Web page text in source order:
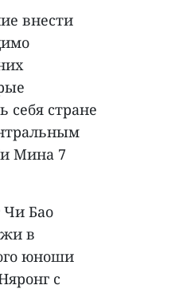
внести
себя стране
Мина 7
Чи Бао
в
юноши
с